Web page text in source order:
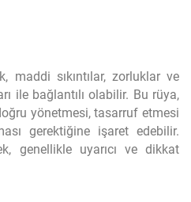
maddi sıkıntılar, zorluklar ve
ile bağlantılı olabilir. Bu rüya,
yönetmesi, tasarruf etmesi
gerektiğine işaret edebilir.
genellikle uyarıcı ve dikkat